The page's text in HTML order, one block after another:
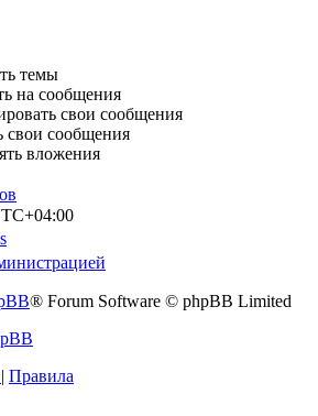
темы
на сообщения
свои сообщения
свои сообщения
вложения
® Forum Software © phpBB Limited
| Правила